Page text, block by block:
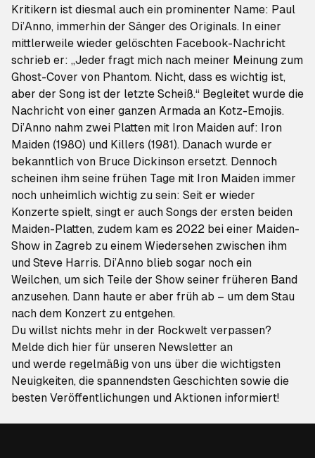
Kritikern ist diesmal auch ein prominenter Name: Paul
Di’Anno, immerhin der Sänger des Originals. In einer
mittlerweile wieder gelöschten Facebook-Nachricht
schrieb er: „Jeder fragt mich nach meiner Meinung zum
Ghost-Cover von Phantom. Nicht, dass es wichtig ist,
aber der Song ist der letzte Scheiß.“ Begleitet wurde die
Nachricht von einer ganzen Armada an Kotz-Emojis.
Di’Anno nahm zwei Platten mit Iron Maiden auf: Iron
Maiden (1980) und Killers (1981). Danach wurde er
bekanntlich von Bruce Dickinson ersetzt. Dennoch
scheinen ihm seine frühen Tage mit Iron Maiden immer
noch unheimlich wichtig zu sein: Seit er wieder
Konzerte spielt, singt er auch Songs der ersten beiden
Maiden-Platten, zudem kam es 2022 bei einer Maiden-
Show in Zagreb zu einem Wiedersehen zwischen ihm
und Steve Harris. Di’Anno blieb sogar noch ein
Weilchen, um sich Teile der Show seiner früheren Band
anzusehen. Dann haute er aber früh ab – um dem Stau
nach dem Konzert zu entgehen.
Du willst nichts mehr in der Rockwelt verpassen?
Melde dich hier für unseren Newsletter an
und werde regelmäßig von uns über die wichtigsten
Neuigkeiten, die spannendsten Geschichten sowie die
besten Veröffentlichungen und Aktionen informiert!